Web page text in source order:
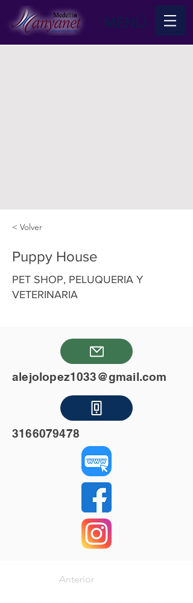
MENÚ
< Volver
Puppy House
PET SHOP, PELUQUERIA Y
VETERINARIA
alejolopez1033@gmail.com
3166079478
Anterior